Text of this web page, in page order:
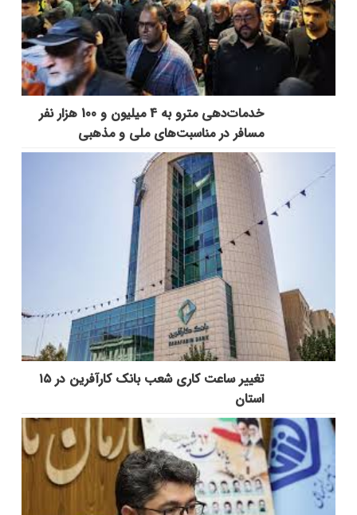
خدمات‌دهي مترو به 4 ميليون و 100 هزار نفر
مسافر در مناسبت‌هاي ملي و مذهبي
تغییر ساعت کاری شعب بانک کارآفرین در ۱۵
استان